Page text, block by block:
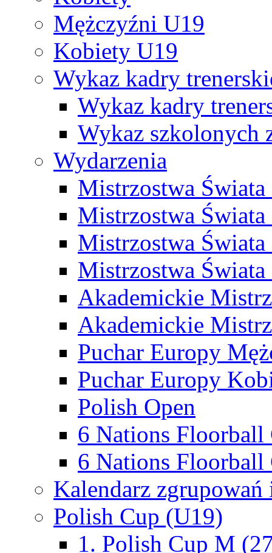
Mężczyźni U19
Kobiety U19
Wykaz kadry
Wykaz kadry
Wykaz szkolonych
Wydarzenia
Mistrzostwa
Mistrzostwa
Mistrzostwa
Mistrzostwa
Akademickie
Akademickie
Puchar Europy
Puchar Europy
Polish Open
6 Nations Floorball
6 Nations Floorball
Kalendarz
Polish Cup (U19)
1. Polish Cup M